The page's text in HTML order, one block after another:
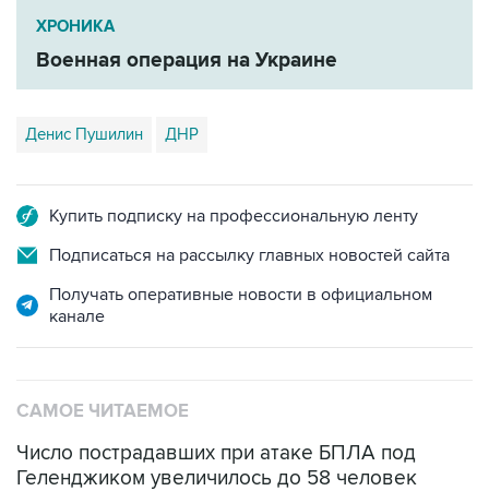
Военная операция на Украине
Денис Пушилин ДНР
Подписаться на рассылку главных новостей сайта
Получать оперативные новости в официальном
Число пострадавших при атаке БПЛА под